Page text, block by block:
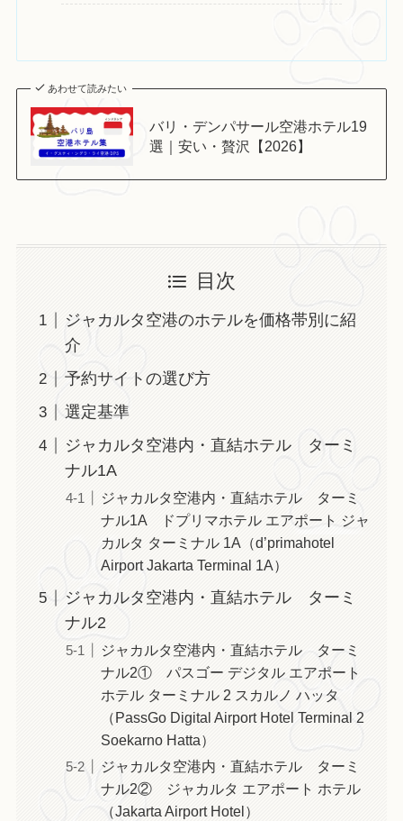
あわせて読みたい
バリ・デンパサール空港ホテル19
選｜安い・贅沢【2026】
目次
ジャカルタ空港のホテルを価格帯別に紹
介
予約サイトの選び方
選定基準
ジャカルタ空港内・直結ホテル ターミ
ナル1A
ジャカルタ空港内・直結ホテル ターミ
ナル1A ドプリマホテル エアポート ジャ
カルタ ターミナル 1A（d’primahotel
Airport Jakarta Terminal 1A）
ジャカルタ空港内・直結ホテル ターミ
ナル2
ジャカルタ空港内・直結ホテル ターミ
ナル2① パスゴー デジタル エアポート
ホテル ターミナル 2 スカルノ ハッタ
（PassGo Digital Airport Hotel Terminal 2
Soekarno Hatta）
ジャカルタ空港内・直結ホテル ターミ
ナル2② ジャカルタ エアポート ホテル
（Jakarta Airport Hotel）